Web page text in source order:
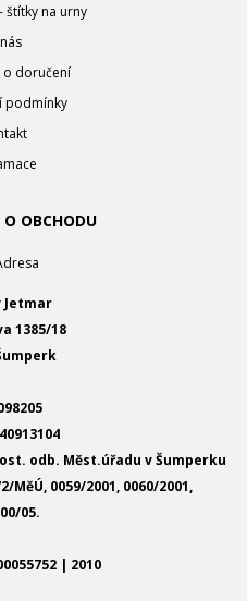
štítky na urny
o doručení
podmínky
OBCHODU
Jetmar
1385/18
odb. Měst.úřadu v Šumperku
MěÚ, 0059/2001, 0060/2001,
05.
| 2010